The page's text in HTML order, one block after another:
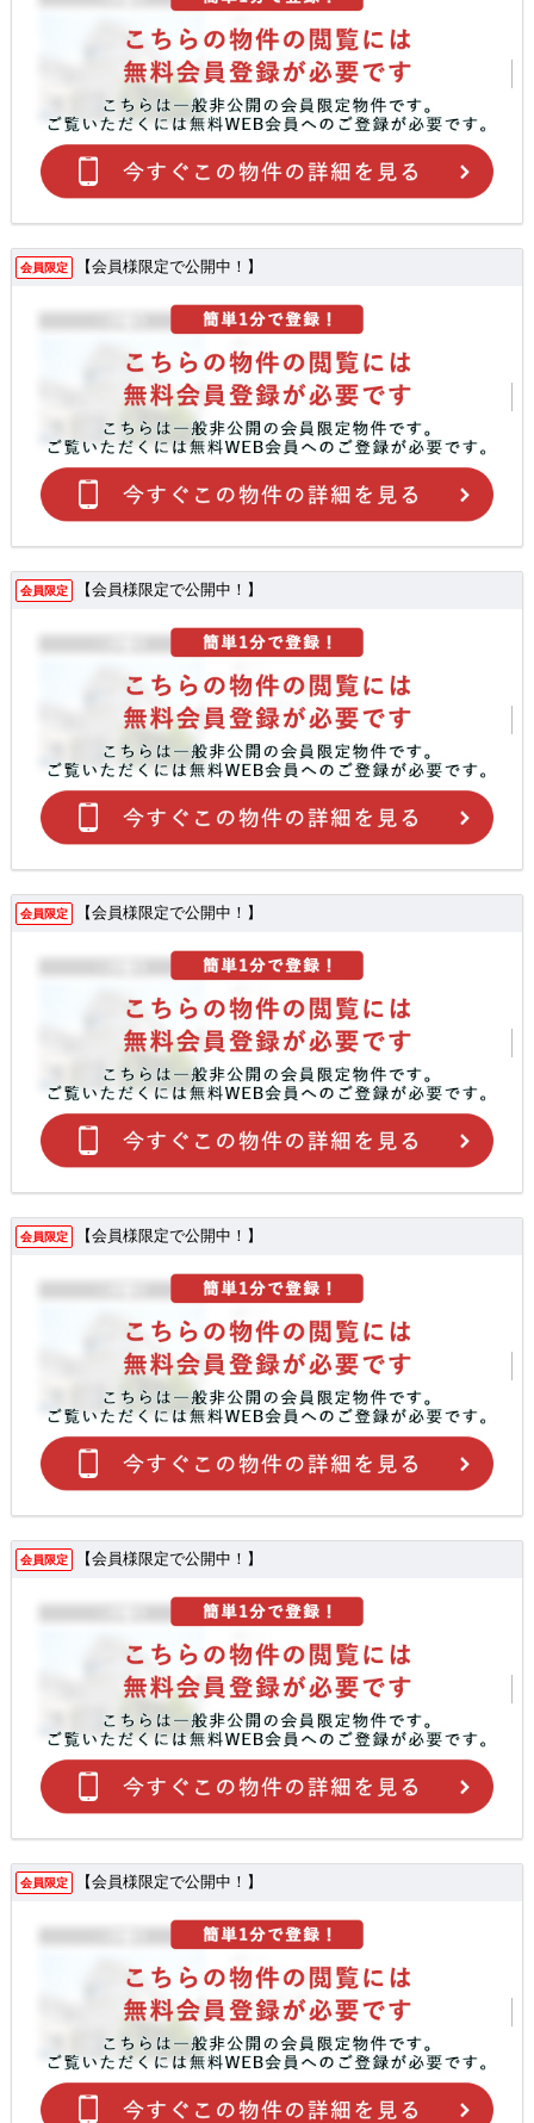
会員限定 【会員様限定で公開中！】
会員限定 【会員様限定で公開中！】
会員限定 【会員様限定で公開中！】
会員限定 【会員様限定で公開中！】
会員限定 【会員様限定で公開中！】
会員限定 【会員様限定で公開中！】